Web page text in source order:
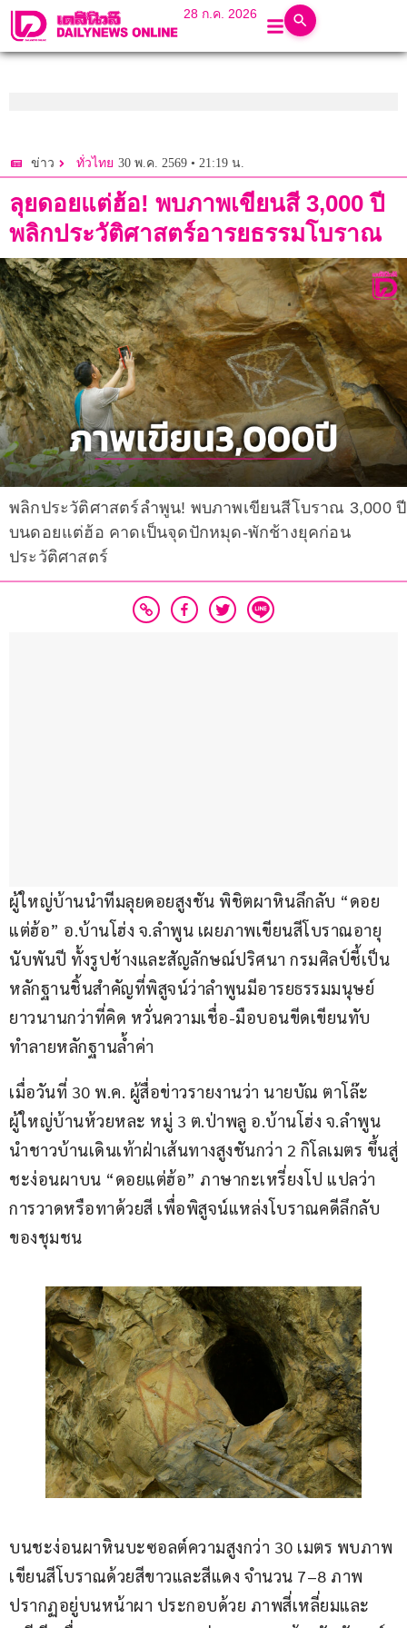
28 ก.ค. 2026
ข่าว ทั่วไทย 30 พ.ค. 2569 • 21:19 น.
ลุยดอยแต่ฮ้อ! พบภาพเขียนสี 3,000 ปี
พลิกประวัติศาสตร์อารยธรรมโบราณ
พลิกประวัติศาสตร์ลำพูน! พบภาพเขียนสีโบราณ 3,000 ปี
บนดอยแต่ฮ้อ คาดเป็นจุดปักหมุด-พักช้างยุคก่อน
ประวัติศาสตร์
ผู้ใหญ่บ้านนำทีมลุยดอยสูงชัน พิชิตผาหินลึกลับ “ดอย
แต่ฮ้อ” อ.บ้านโฮ่ง จ.ลำพูน เผยภาพเขียนสีโบราณอายุ
นับพันปี ทั้งรูปช้างและสัญลักษณ์ปริศนา กรมศิลป์ชี้เป็น
หลักฐานชิ้นสำคัญที่พิสูจน์ว่าลำพูนมีอารยธรรมมนุษย์
ยาวนานกว่าที่คิด หวั่นความเชื่อ-มือบอนขีดเขียนทับ
ทำลายหลักฐานล้ำค่า
เมื่อวันที่ 30 พ.ค. ผู้สื่อข่าวรายงานว่า นายบัณ ตาโล๊ะ
ผู้ใหญ่บ้านห้วยหละ หมู่ 3 ต.ป่าพลู อ.บ้านโฮ่ง จ.ลำพูน
นำชาวบ้านเดินเท้าฝ่าเส้นทางสูงชันกว่า 2 กิโลเมตร ขึ้นสู่
ชะง่อนผาบน “ดอยแต่ฮ้อ” ภาษากะเหรี่ยงโป แปลว่า
การวาดหรือทาด้วยสี เพื่อพิสูจน์แหล่งโบราณคดีลึกลับ
ของชุมชน
บนชะง่อนผาหินบะซอลต์ความสูงกว่า 30 เมตร พบภาพ
เขียนสีโบราณด้วยสีขาวและสีแดง จำนวน 7–8 ภาพ
ปรากฏอยู่บนหน้าผา ประกอบด้วย ภาพสี่เหลี่ยมและ